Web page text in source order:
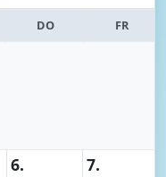
DO FR
6. 7.